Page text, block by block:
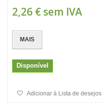
2,26 € sem IVA
MAIS
Disponível
Adicionar à Lista de desejos